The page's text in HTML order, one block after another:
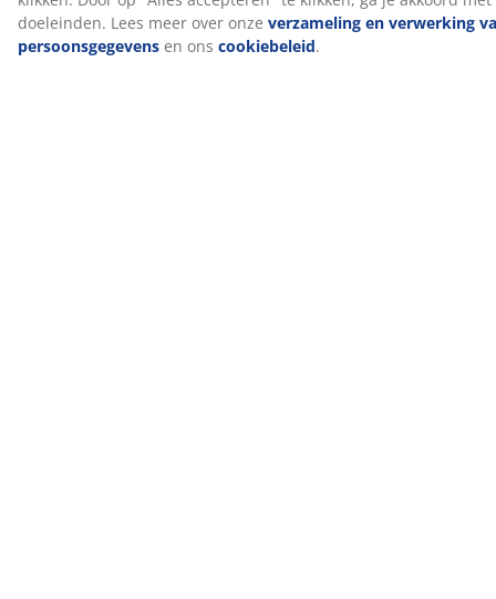
FSC® 100%
Het FSC®-label is jouw garantie dat de materialen die in